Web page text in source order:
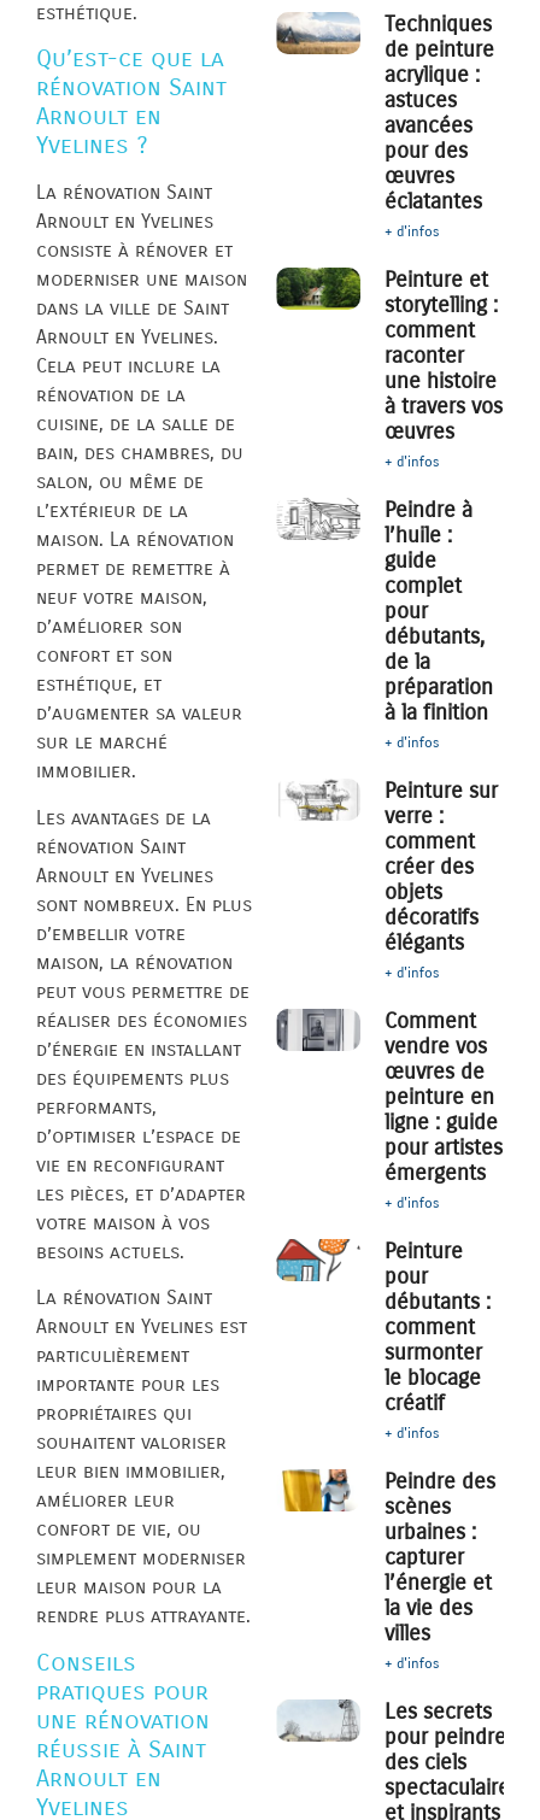
esthétique.
Qu’est-ce que la
rénovation Saint
Arnoult en
Yvelines ?
La rénovation Saint
Arnoult en Yvelines
consiste à rénover et
moderniser une maison
dans la ville de Saint
Arnoult en Yvelines.
Cela peut inclure la
rénovation de la
cuisine, de la salle de
bain, des chambres, du
salon, ou même de
l’extérieur de la
maison. La rénovation
permet de remettre à
neuf votre maison,
d’améliorer son
confort et son
esthétique, et
d’augmenter sa valeur
sur le marché
immobilier.
Les avantages de la
rénovation Saint
Arnoult en Yvelines
sont nombreux. En plus
d’embellir votre
maison, la rénovation
peut vous permettre de
réaliser des économies
d’énergie en installant
des équipements plus
performants,
d’optimiser l’espace de
vie en reconfigurant
les pièces, et d’adapter
votre maison à vos
besoins actuels.
La rénovation Saint
Arnoult en Yvelines est
particulièrement
importante pour les
propriétaires qui
souhaitent valoriser
leur bien immobilier,
améliorer leur
confort de vie, ou
simplement moderniser
leur maison pour la
rendre plus attrayante.
Conseils
pratiques pour
une rénovation
réussie à Saint
Arnoult en
Yvelines
Techniques
de peinture
acrylique :
astuces
avancées
pour des
œuvres
éclatantes
+ d'infos
Peinture et
storytelling :
comment
raconter
une histoire
à travers vos
œuvres
+ d'infos
Peindre à
l’huile :
guide
complet
pour
débutants,
de la
préparation
à la finition
+ d'infos
Peinture sur
verre :
comment
créer des
objets
décoratifs
élégants
+ d'infos
Comment
vendre vos
œuvres de
peinture en
ligne : guide
pour artistes
émergents
+ d'infos
Peinture
pour
débutants :
comment
surmonter
le blocage
créatif
+ d'infos
Peindre des
scènes
urbaines :
capturer
l’énergie et
la vie des
villes
+ d'infos
Les secrets
pour peindre
des ciels
spectaculaires
et inspirants